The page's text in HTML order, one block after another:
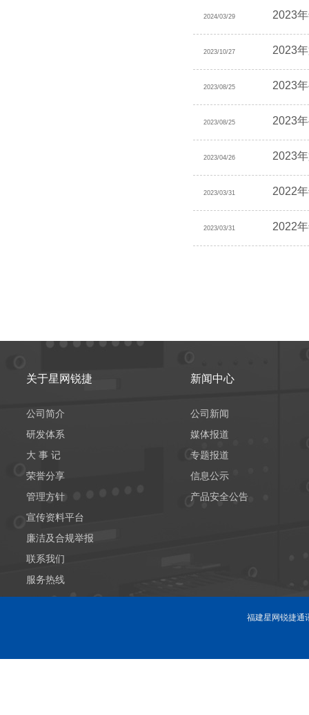
2024/03/29 2023
2023/10/27 2023
2023/08/25 2023
2023/08/25 2023
2023/04/26 2023
2023/03/31 2022
2023/03/31 2022
关于星网锐捷
公司简介
研发体系
大 事 记
荣誉分享
管理方针
宣传资料平台
廉洁及合规举报
联系我们
服务热线
新闻中心
公司新闻
媒体报道
专题报道
信息公示
产品安全公告
福建星网锐捷